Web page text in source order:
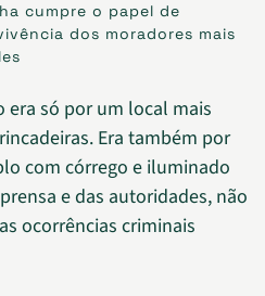
cumpre o papel de
dos moradores mais
era só por um local mais
Era também por
com córrego e iluminado
e das autoridades, não
ocorrências criminais